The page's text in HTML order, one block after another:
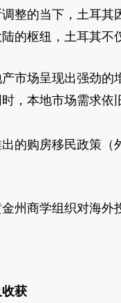
整的当下，土耳其
的枢纽，土耳其不
市场呈现出强劲的
，本地市场需求依
的购房移民政策
州商学组织对海
获